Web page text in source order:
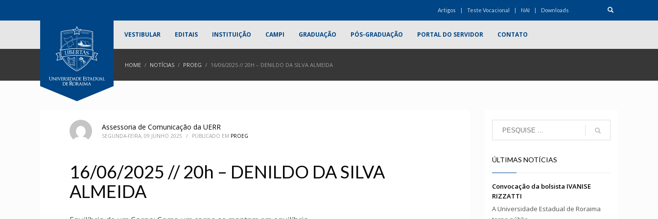
Artigos Teste Vocacional NAI Downloads
VESTIBULAR EDITAIS INSTITUIÇÃO CAMPI GRADUAÇÃO PÓS-GRADUAÇÃO PORTAL DO SERVIDOR CONTATO
HOME NOTÍCIAS PROEG 16/06/2025 // 20H – DENILDO DA SILVA ALMEIDA
Assessoria de Comunicação da UERR
SEGUNDA-FEIRA, 09 JUNHO 2025 / PUBLICADO EM PROEG
16/06/2025 // 20h – DENILDO DA SILVA
ALMEIDA
ÚLTIMAS NOTÍCIAS
Convocação da bolsista IVANISE
RIZZATTI
A Universidade Estadual de Roraima